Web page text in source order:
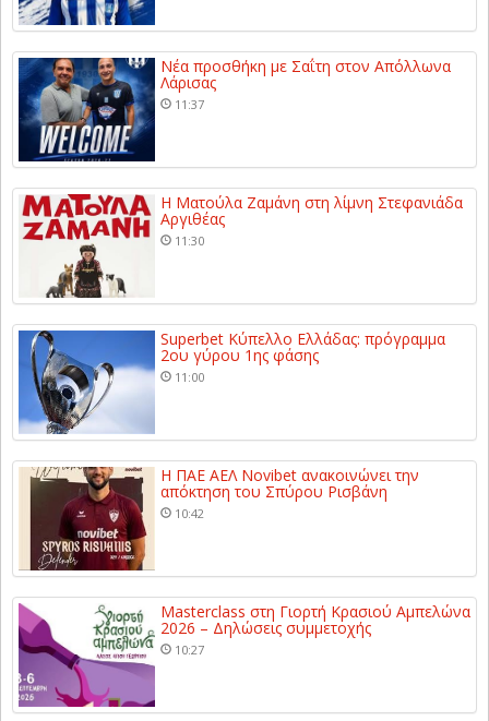
Νέα προσθήκη με Σαΐτη στον Απόλλωνα
Λάρισας
11:37
Η Ματούλα Ζαμάνη στη λίμνη Στεφανιάδα
Αργιθέας
11:30
Superbet Κύπελλο Ελλάδας: πρόγραμμα
2ου γύρου 1ης φάσης
11:00
Η ΠΑΕ ΑΕΛ Novibet ανακοινώνει την
απόκτηση του Σπύρου Ρισβάνη
10:42
Masterclass στη Γιορτή Κρασιού Αμπελώνα
2026 – Δηλώσεις συμμετοχής
10:27